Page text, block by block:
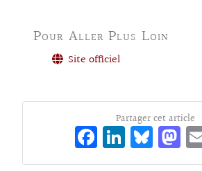
Pour Aller Plus Loin
Site officiel
Partager cet article
Fa
ce
Li
n
Bl
ue
M
as